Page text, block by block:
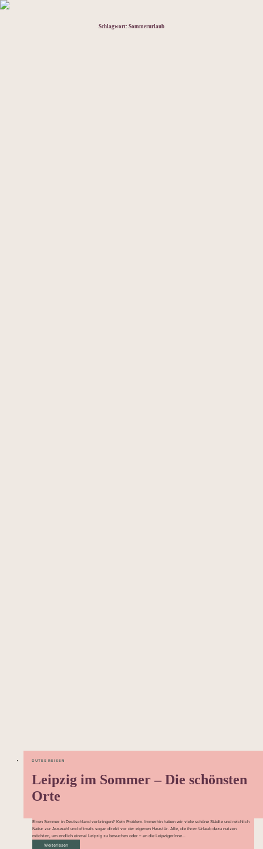
Schlagwort: Sommerurlaub
GUTES REISEN
Leipzig im Sommer – Die schönsten
Orte
Einen Sommer in Deutschland verbringen? Kein Problem. Immerhin haben wir viele schöne Städte und reichlich
Natur zur Auswahl und oftmals sogar direkt vor der eigenen Haustür. Alle, die ihren Urlaub dazu nutzen
möchten, um endlich einmal Leipzig zu besuchen oder – an die LeipzigerInne...
Weiterlesen